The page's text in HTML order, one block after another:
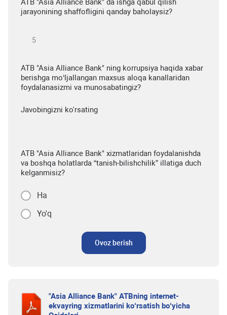
ATB "Asia Alliance Bank" da ishga qabul qilish
jarayonining shaffofligini qanday baholaysiz?
ATB "Asia Alliance Bank" ning korrupsiya haqida xabar
berishga mo‘ljallangan maxsus aloqa kanallaridan
foydalanasizmi va munosabatingiz?
Javobingizni ko'rsating
ATB "Asia Alliance Bank" xizmatlaridan foydalanishda
va boshqa holatlarda “tanish-bilishchilik” illatiga duch
kelganmisiz?
Ha
Yo'q
Ovoz berish
"Asia Alliance Bank" ATBning internet-
ekvayring xizmatlarini ko‘rsatish bo‘yicha